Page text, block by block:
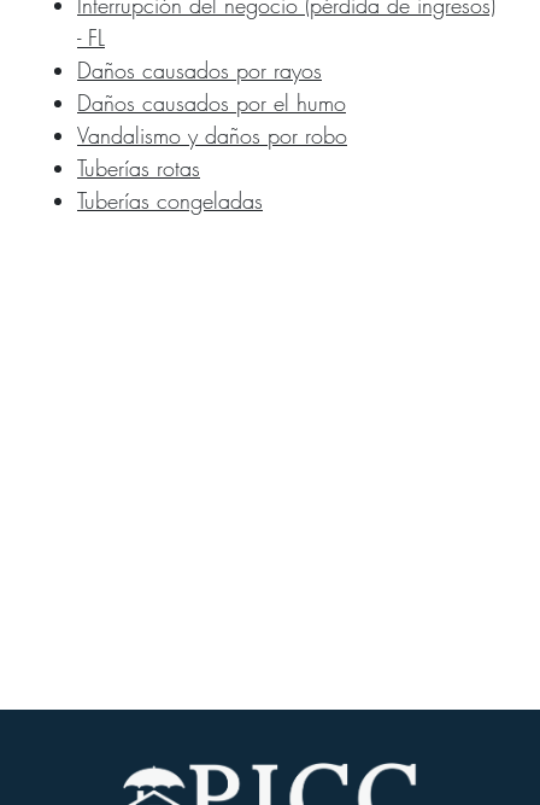
- FL
Daños causados por rayos
Daños causados por el humo
Vandalismo y daños por robo
Tuberías rotas
Tuberías congeladas